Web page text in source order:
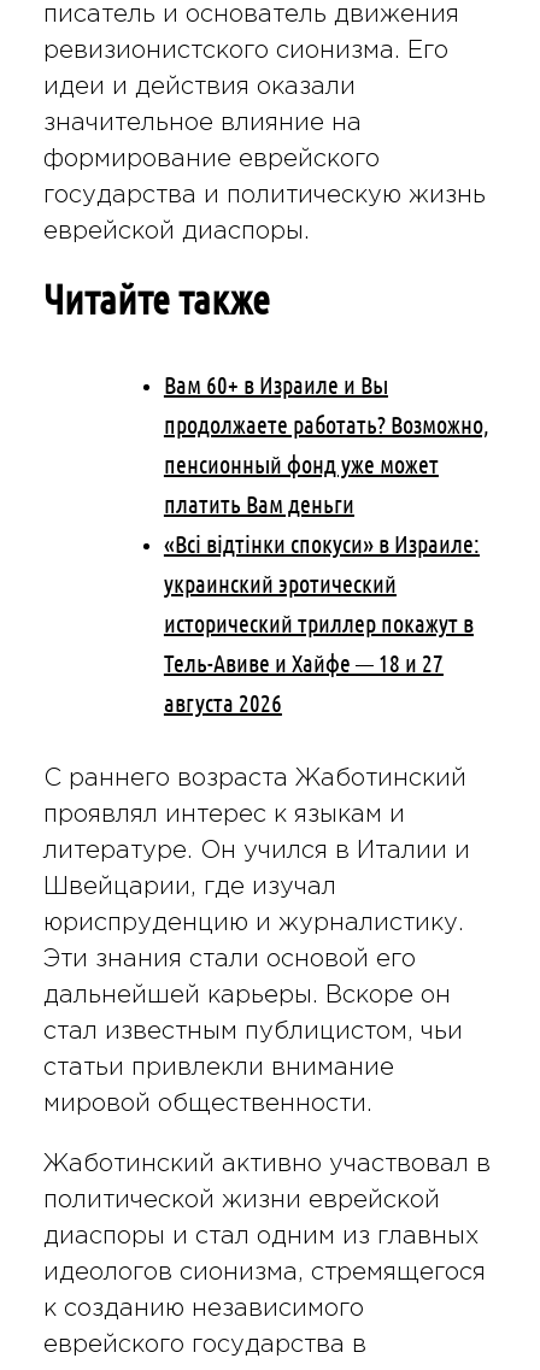
писатель и основатель движения
ревизионистского сионизма. Его
идеи и действия оказали
значительное влияние на
формирование еврейского
государства и политическую жизнь
еврейской диаспоры.
Читайте также
Вам 60+ в Израиле и Вы
продолжаете работать? Возможно,
пенсионный фонд уже может
платить Вам деньги
«Всі відтінки спокуси» в Израиле:
украинский эротический
исторический триллер покажут в
Тель-Авиве и Хайфе — 18 и 27
августа 2026
С раннего возраста Жаботинский
проявлял интерес к языкам и
литературе. Он учился в Италии и
Швейцарии, где изучал
юриспруденцию и журналистику.
Эти знания стали основой его
дальнейшей карьеры. Вскоре он
стал известным публицистом, чьи
статьи привлекли внимание
мировой общественности.
Жаботинский активно участвовал в
политической жизни еврейской
диаспоры и стал одним из главных
идеологов сионизма, стремящегося
к созданию независимого
еврейского государства в